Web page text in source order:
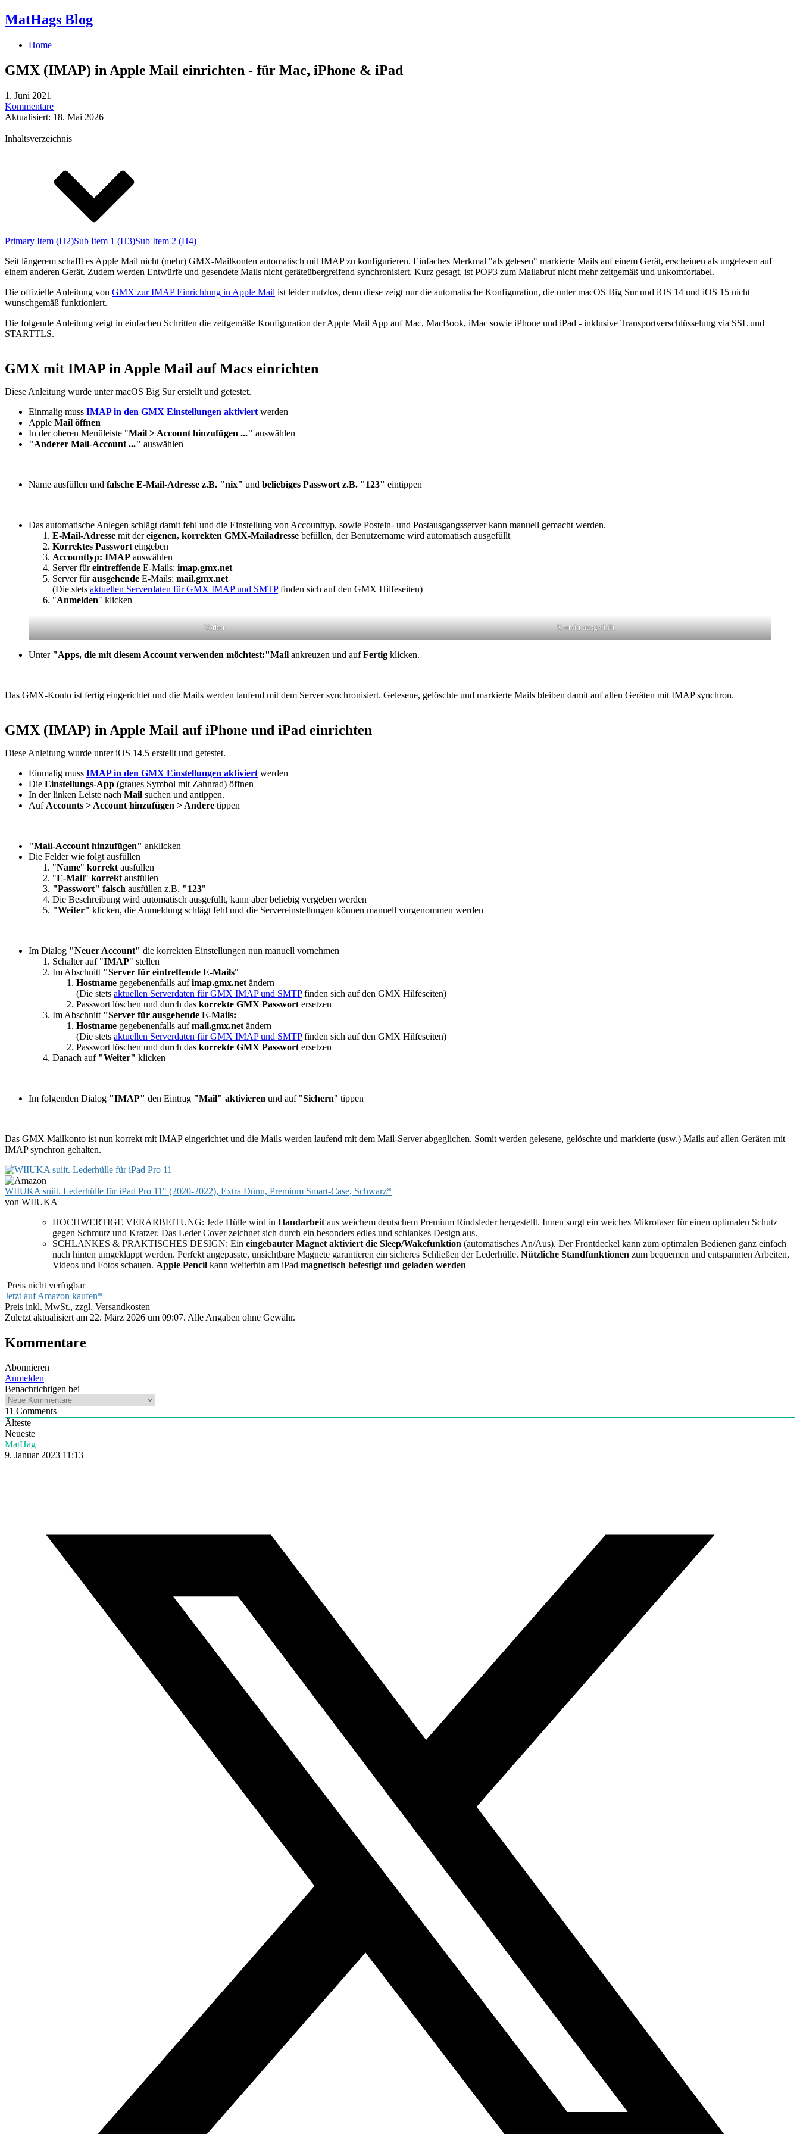
MatHags Blog
Home
GMX (IMAP) in Apple Mail einrichten - für Mac, iPhone & iPad
1. Juni 2021
Kommentare
Aktualisiert: 18. Mai 2026
Inhaltsverzeichnis
Primary Item (H2)Sub Item 1 (H3)Sub Item 2 (H4)
Seit längerem schafft es Apple Mail nicht (mehr) GMX-Mailkonten automatisch mit IMAP zu konfigurieren. Einfaches Merkmal "als gelesen" markierte Mails auf einem Gerät, erscheinen als ungelesen auf
einem anderen Gerät. Zudem werden Entwürfe und gesendete Mails nicht geräteübergreifend synchronisiert. Kurz gesagt, ist POP3 zum Mailabruf nicht mehr zeitgemäß und unkomfortabel.
Die offizielle Anleitung von GMX zur IMAP Einrichtung in Apple Mail ist leider nutzlos, denn diese zeigt nur die automatische Konfiguration, die unter macOS Big Sur und iOS 14 und iOS 15 nicht
wunschgemäß funktioniert.
Die folgende Anleitung zeigt in einfachen Schritten die zeitgemäße Konfiguration der Apple Mail App auf Mac, MacBook, iMac sowie iPhone und iPad - inklusive Transportverschlüsselung via SSL und
STARTTLS.
GMX mit IMAP in Apple Mail auf Macs einrichten
Diese Anleitung wurde unter macOS Big Sur erstellt und getestet.
Einmalig muss IMAP in den GMX Einstellungen aktiviert werden
Apple Mail öffnen
In der oberen Menüleiste "Mail > Account hinzufügen ..." auswählen
"Anderer Mail-Account ..." auswählen
Name ausfüllen und falsche E-Mail-Adresse z.B. "nix" und beliebiges Passwort z.B. "123" eintippen
Das automatische Anlegen schlägt damit fehl und die Einstellung von Accounttyp, sowie Postein- und Postausgangsserver kann manuell gemacht werden.
E-Mail-Adresse mit dereigenen, korrekten GMX-Mailadresse befüllen, der Benutzername wird automatisch ausgefüllt
Korrektes Passwort eingeben
Accounttyp: IMAP auswählen
Server füreintreffende E-Mails: imap.gmx.net
Server fürausgehende E-Mails: mail.gmx.net
(Die stets aktuellen Serverdaten für GMX IMAP und SMTPfinden sich auf den GMX Hilfeseiten)
"Anmelden" klicken
Vorher Korrekt ausgefüllt
Unter "Apps, die mit diesem Account verwenden möchtest:"Mail ankreuzen und aufFertig klicken.
Das GMX-Konto ist fertig eingerichtet und die Mails werden laufend mit dem Server synchronisiert. Gelesene, gelöschte und markierte Mails bleiben damit auf allen Geräten mit IMAP synchron.
GMX (IMAP) in Apple Mail auf iPhone und iPad einrichten
Diese Anleitung wurde unter iOS 14.5 erstellt und getestet.
Einmalig muss IMAP in den GMX Einstellungen aktiviert werden
Die Einstellungs-App (graues Symbol mit Zahnrad) öffnen
In der linken Leiste nach Mail suchen und antippen.
Auf Accounts > Account hinzufügen > Andere tippen
"Mail-Account hinzufügen" anklicken
Die Felder wie folgt ausfüllen
"Name" korrekt ausfüllen
"E-Mail" korrekt ausfüllen
"Passwort" falsch ausfüllen z.B. "123"
Die Beschreibung wird automatisch ausgefüllt, kann aber beliebig vergeben werden
"Weiter" klicken, die Anmeldung schlägt fehl und die Servereinstellungen können manuell vorgenommen werden
Im Dialog "Neuer Account" die korrekten Einstellungen nun manuell vornehmen
Schalter auf "IMAP" stellen
Im Abschnitt "Server für eintreffende E-Mails"
Hostname gegebenenfalls aufimap.gmx.net ändern
(Die stets aktuellen Serverdaten für GMX IMAP und SMTPfinden sich auf den GMX Hilfeseiten)
Passwort löschen und durch das korrekte GMX Passwort ersetzen
Im Abschnitt "Server für ausgehende E-Mails:
Hostname gegebenenfalls aufmail.gmx.net ändern
(Die stets aktuellen Serverdaten für GMX IMAP und SMTPfinden sich auf den GMX Hilfeseiten)
Passwort löschen und durch das korrekte GMX Passwort ersetzen
Danach auf "Weiter" klicken
Im folgenden Dialog "IMAP" den Eintrag "Mail" aktivieren und auf "Sichern" tippen
Das GMX Mailkonto ist nun korrekt mit IMAP eingerichtet und die Mails werden laufend mit dem Mail-Server abgeglichen. Somit werden gelesene, gelöschte und markierte (usw.) Mails auf allen Geräten mit
IMAP synchron gehalten.
WIIUKA suiit. Lederhülle für iPad Pro 11" (2020-2022), Extra Dünn, Premium Smart-Case, Schwarz*
von WIIUKA
HOCHWERTIGE VERARBEITUNG: Jede Hülle wird in Handarbeit aus weichem deutschem Premium Rindsleder hergestellt. Innen sorgt ein weiches Mikrofaser für einen optimalen Schutz
gegen Schmutz und Kratzer. Das Leder Cover zeichnet sich durch ein besonders edles und schlankes Design aus.
SCHLANKES & PRAKTISCHES DESIGN: Ein eingebauter Magnet aktiviert die Sleep/Wakefunktion (automatisches An/Aus). Der Frontdeckel kann zum optimalen Bedienen ganz einfach
nach hinten umgeklappt werden. Perfekt angepasste, unsichtbare Magnete garantieren ein sicheres Schließen der Lederhülle. Nützliche Standfunktionen zum bequemen und entspannten Arbeiten,
Videos und Fotos schauen. Apple Pencil kann weiterhin am iPad magnetisch befestigt und geladen werden
Preis nicht verfügbar
Jetzt auf Amazon kaufen*
Preis inkl. MwSt., zzgl. Versandkosten
Zuletzt aktualisiert am 22. März 2026 um 09:07. Alle Angaben ohne Gewähr.
Kommentare
Abonnieren
Anmelden
Benachrichtigen bei
11 Comments
Älteste
Neueste
MatHag
9. Januar 2023 11:13